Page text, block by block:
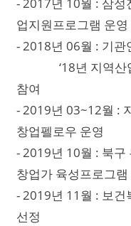
- 2017년 10월 : 삼성
업지원프로그램 운영
- 2018년 06월 : 기관
‘18년 지역산업
참여
- 2019년 03~12월 :
창업펠로우 운영
- 2019년 10월 : 북구
창업가 육성프로그램
- 2019년 11월 : 보
선정